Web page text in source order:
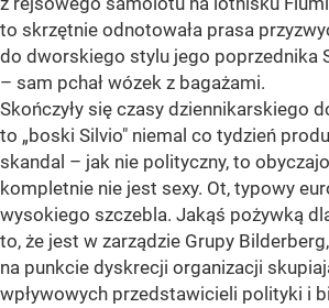
to skrzętnie odnotowała prasa
do dworskiego stylu jego poprzednika
– sam pchał wózek z bagażami.
Skończyły się czasy dziennikarskiego
to „boski Silvio" niemal co tydzień
skandal – jak nie polityczny, to
kompletnie nie jest sexy. Ot, typowy
wysokiego szczebla. Jakąś pożywką
to, że jest w zarządzie Grupy
na punkcie dyskrecji organizacji
wpływowych przedstawicieli polityki i